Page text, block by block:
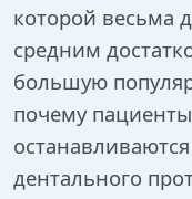
которой весьма
средним
большую
почему
дентального